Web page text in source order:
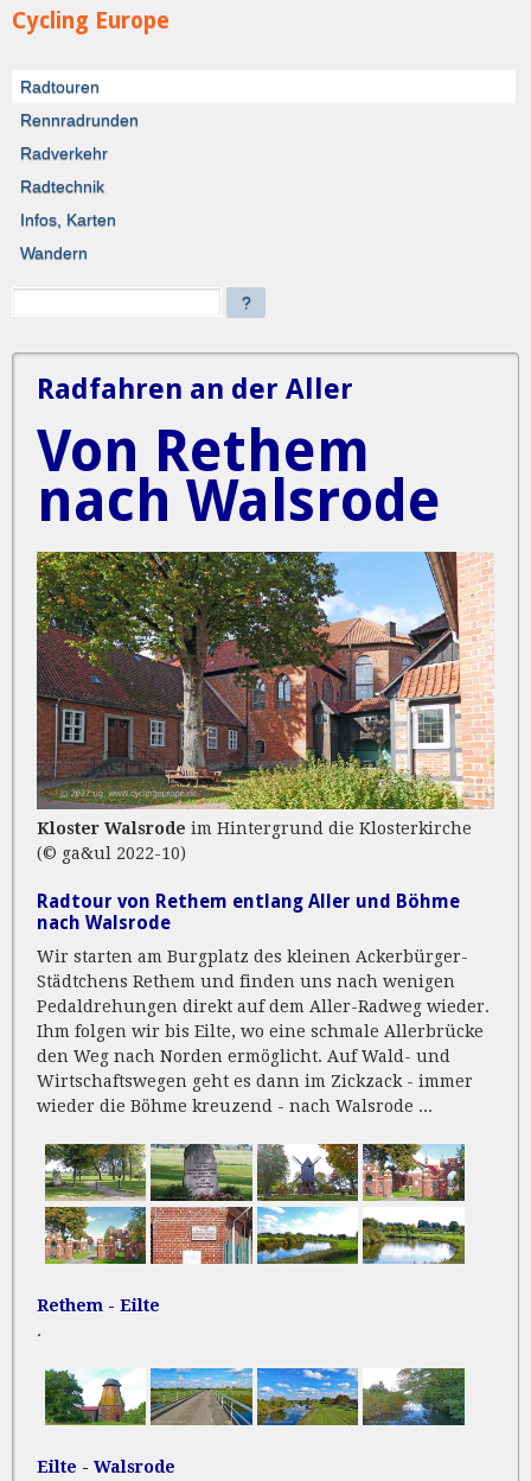
Cycling Europe
Radtouren
Rennradrunden
Radverkehr
Radtechnik
Infos, Karten
Wandern
?
Radfahren an der Aller
Von Rethem
nach Walsrode
Kloster Walsrode im Hintergrund die Klosterkirche
(© ga&ul 2022-10)
Radtour von Rethem entlang Aller und Böhme
nach Walsrode
Wir starten am Burgplatz des kleinen Ackerbürger-
Städtchens Rethem und finden uns nach wenigen
Pedaldrehungen direkt auf dem Aller-Radweg wieder.
Ihm folgen wir bis Eilte, wo eine schmale Allerbrücke
den Weg nach Norden ermöglicht. Auf Wald- und
Wirtschaftswegen geht es dann im Zickzack - immer
wieder die Böhme kreuzend - nach Walsrode ...
Rethem - Eilte
.
Eilte - Walsrode